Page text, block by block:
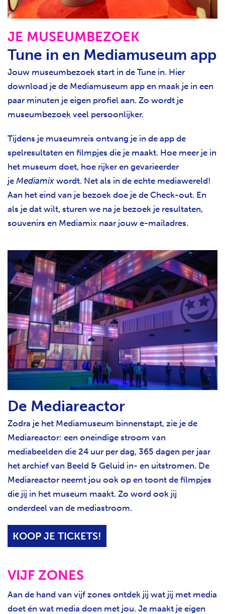
JE MUSEUMBEZOEK
Tune in en Mediamuseum app
Jouw museumbezoek start in de Tune in. Hier
download je de Mediamuseum app en maak je in een
paar minuten je eigen profiel aan. Zo wordt je
museumbezoek veel persoonlijker.
Tijdens je museumreis ontvang je in de app de
spelresultaten en filmpjes die je maakt. Hoe meer je in
het museum doet, hoe rijker en gevarieerder
je Mediamix wordt. Net als in de echte mediawereld!
Aan het eind van je bezoek doe je de Check-out. En
als je dat wilt, sturen we na je bezoek je resultaten,
souvenirs en Mediamix naar jouw e-mailadres.
De Mediareactor
Zodra je het Mediamuseum binnenstapt, zie je de
Mediareactor: een oneindige stroom van
mediabeelden die 24 uur per dag, 365 dagen per jaar
het archief van Beeld & Geluid in- en uitstromen. De
Mediareactor neemt jou ook op en toont de filmpjes
die jij in het museum maakt. Zo word ook jij
onderdeel van de mediastroom.
KOOP JE TICKETS!
VIJF ZONES
Aan de hand van vijf zones ontdek jij wat jij met media
doet én wat media doen met jou. Je maakt je eigen